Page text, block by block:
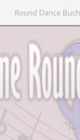
Round Dance Buch